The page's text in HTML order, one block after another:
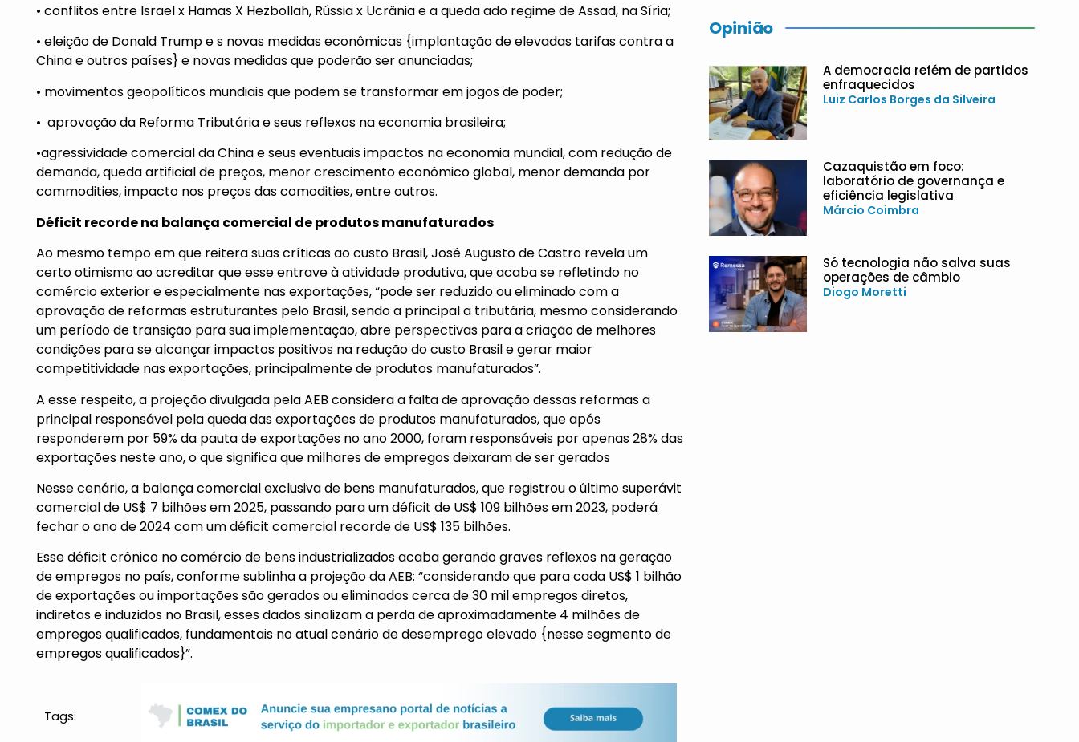
• conflitos entre Israel x Hamas X Hezbollah, Rússia x Ucrânia e a queda ado regime de Assad, na Síria;
• eleição de Donald Trump e s novas medidas econômicas {implantação de elevadas tarifas contra a
China e outros países} e novas medidas que poderão ser anunciadas;
• movimentos geopolíticos mundiais que podem se transformar em jogos de poder;
• aprovação da Reforma Tributária e seus reflexos na economia brasileira;
•agressividade comercial da China e seus eventuais impactos na economia mundial, com redução de
demanda, queda artificial de preços, menor crescimento econômico global, menor demanda por
commodities, impacto nos preços das comodities, entre outros.
Déficit recorde na balança comercial de produtos manufaturados
Ao mesmo tempo em que reitera suas críticas ao custo Brasil, José Augusto de Castro revela um
certo otimismo ao acreditar que esse entrave à atividade produtiva, que acaba se refletindo no
comércio exterior e especialmente nas exportações, “pode ser reduzido ou eliminado com a
aprovação de reformas estruturantes pelo Brasil, sendo a principal a tributária, mesmo considerando
um período de transição para sua implementação, abre perspectivas para a criação de melhores
condições para se alcançar impactos positivos na redução do custo Brasil e gerar maior
competitividade nas exportações, principalmente de produtos manufaturados”.
A esse respeito, a projeção divulgada pela AEB considera a falta de aprovação dessas reformas a
principal responsável pela queda das exportações de produtos manufaturados, que após
responderem por 59% da pauta de exportações no ano 2000, foram responsáveis por apenas 28% das
exportações neste ano, o que significa que milhares de empregos deixaram de ser gerados
Nesse cenário, a balança comercial exclusiva de bens manufaturados, que registrou o último superávit
comercial de US$ 7 bilhões em 2025, passando para um déficit de US$ 109 bilhões em 2023, poderá
fechar o ano de 2024 com um déficit comercial recorde de US$ 135 bilhões.
Esse déficit crônico no comércio de bens industrializados acaba gerando graves reflexos na geração
de empregos no país, conforme sublinha a projeção da AEB: “considerando que para cada US$ 1 bilhão
de exportações ou importações são gerados ou eliminados cerca de 30 mil empregos diretos,
indiretos e induzidos no Brasil, esses dados sinalizam a perda de aproximadamente 4 milhões de
empregos qualificados, fundamentais no atual cenário de desemprego elevado {nesse segmento de
empregos qualificados}”.
Tags:
Opinião
A democracia refém de partidos
enfraquecidos
Luiz Carlos Borges da Silveira
Cazaquistão em foco:
laboratório de governança e
eficiência legislativa
Márcio Coimbra
Só tecnologia não salva suas
operações de câmbio
Diogo Moretti